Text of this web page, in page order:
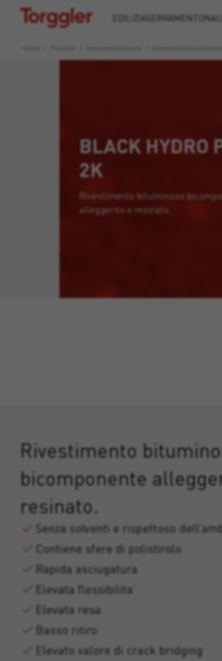
Torggler EDILIZIA SERRAMENTO
BLACK HYDRO
2K
Rivestimento bituminoso
alleggerito e resinato.
Rivestimento
bicomponente
resinato.
Senza solventi e rispettoso
Contiene sfere di polistirolo
Rapida asciugatura
Elevata flessibilita’
Elevata resa
Basso ritiro
Elevato valore di crack bridging